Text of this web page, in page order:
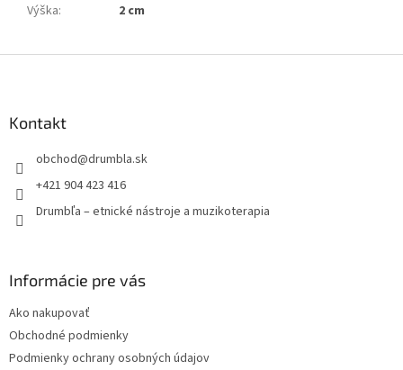
Výška: 2 cm
Kontakt
obchod@drumbla.sk
+421 904 423 416
Drumbľa – etnické nástroje a muzikoterapia
Informácie pre vás
Ako nakupovať
Obchodné podmienky
Podmienky ochrany osobných údajov